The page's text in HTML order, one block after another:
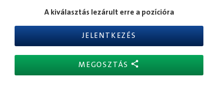
A kiválasztás lezárult erre a pozícióra
JELENTKEZÉS
MEGOSZTÁS